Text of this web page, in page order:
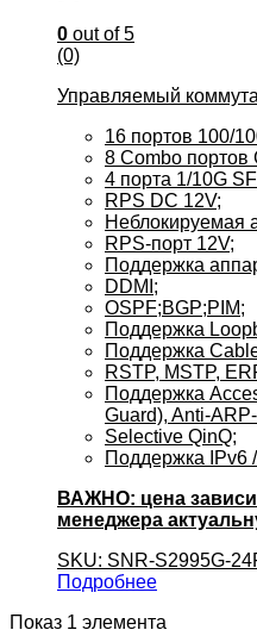
0 out of 5
(0)
Управляемый
16 портов 100/
8 Combo портов
4 порта 1/10G
RPS DC 12V;
Неблокируемая
RPS-порт 12V;
Поддержка
DDMI;
OSPF;BGP;PIM;
Поддержка
Поддержка
RSTP, MSTP,
Поддержка
Guard), Anti-
Selective QinQ;
Поддержка IPv6
ВАЖНО: цена
менеджера
SKU: SNR-S2995G-
Подробнее
Показ 1 элемента